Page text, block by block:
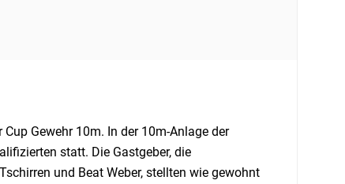
Gewehr 10m. In der 10m-Anlage der
statt. Die Gastgeber, die
und Beat Weber, stellten wie gewohnt